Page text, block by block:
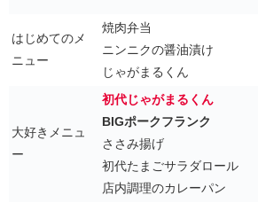
はじめてのメ
ニュー
焼肉弁当
ニンニクの醤油漬け
じゃがまるくん
大好きメニュ
ー
初代じゃがまるくん
BIGポークフランク
ささみ揚げ
初代たまごサラダロール
店内調理のカレーパン